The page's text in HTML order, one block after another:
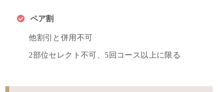
ペア割
他割引と併用不可
2部位セレクト不可、5回コース以上に限る